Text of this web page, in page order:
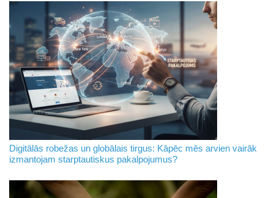
Digitālās robežas un globālais tirgus: Kāpēc mēs arvien vairāk
izmantojam starptautiskus pakalpojumus?